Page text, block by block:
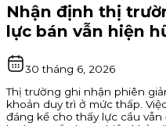
Nhận định thị
lực bán vẫn hiện
30 tháng 6, 2026
Thị trường ghi nhận phiên
khoản duy trì ở mức thấp.
đáng kể cho thấy lực cầu